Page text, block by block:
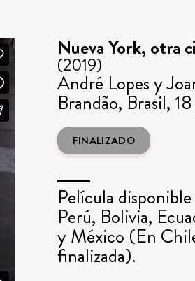
Nueva York, otra
(2019)
André Lopes y
Brandão, Brasil,
FINALIZADO
Película
Perú, Bolivia,
y México (En
finalizada).